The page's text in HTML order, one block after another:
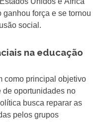
força e se tornou
social.
na educação
como principal objetivo
de oportunidades no
busca reparar as
pelos grupos